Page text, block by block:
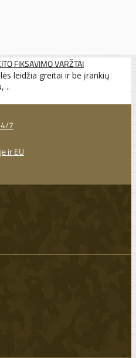
FIKSAVIMO VARŽTAI
leidžia greitai ir be įrankių
..
7
ir EU